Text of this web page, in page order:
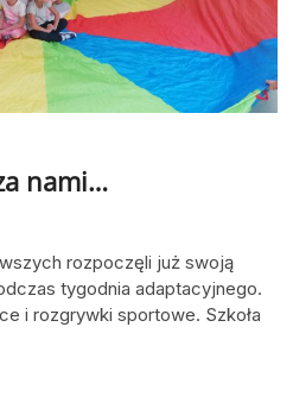
nami…
rozpoczęli już swoją
tygodnia adaptacyjnego.
i rozgrywki sportowe. Szkoła